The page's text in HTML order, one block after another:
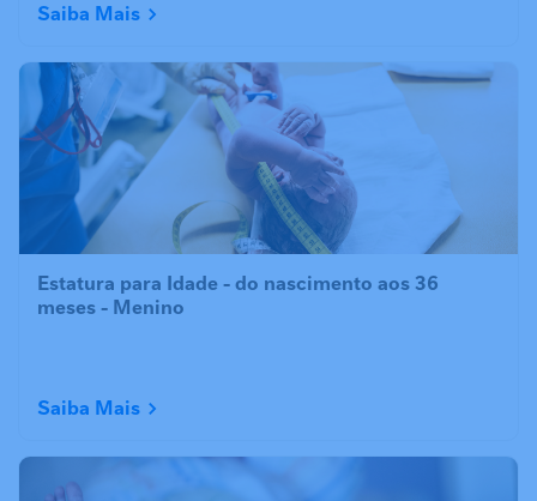
Saiba Mais
Estatura para Idade - do nascimento aos 36
meses - Menino
Saiba Mais